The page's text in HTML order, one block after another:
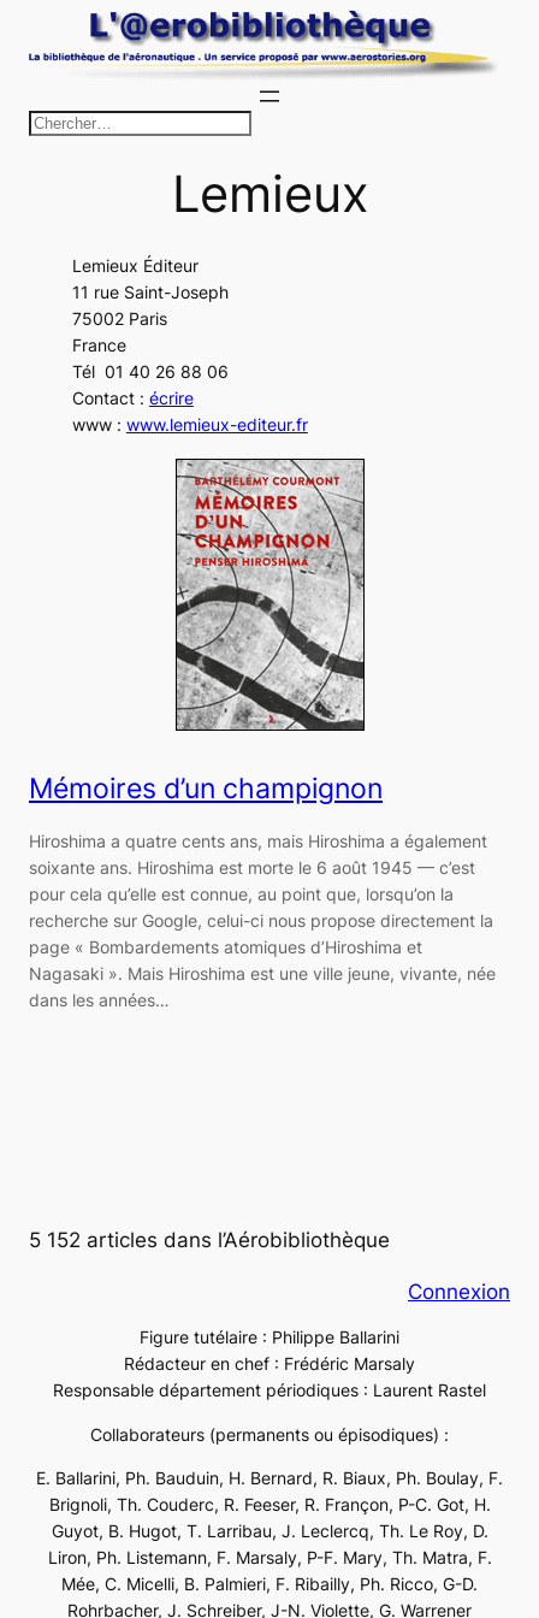
au
c
h
Lemieux
Lemieux Éditeur
11 rue Saint-Joseph
75002 Paris
France
Tél 01 40 26 88 06
Contact : écrire
www : www.lemieux-editeur.fr
Mémoires d’un champignon
Hiroshima a quatre cents ans, mais Hiroshima a également
soixante ans. Hiroshima est morte le 6 août 1945 — c’est
pour cela qu’elle est connue, au point que, lorsqu’on la
recherche sur Google, celui-ci nous propose directement la
page « Bombardements atomiques d’Hiroshima et
Nagasaki ». Mais Hiroshima est une ville jeune, vivante, née
dans les années…
5 152 articles dans l’Aérobibliothèque
Connexion
Figure tutélaire : Philippe Ballarini
Rédacteur en chef : Frédéric Marsaly
Responsable département périodiques : Laurent Rastel
Collaborateurs (permanents ou épisodiques) :
E. Ballarini, Ph. Bauduin, H. Bernard, R. Biaux, Ph. Boulay, F.
Brignoli, Th. Couderc, R. Feeser, R. Françon, P-C. Got, H.
Guyot, B. Hugot, T. Larribau, J. Leclercq, Th. Le Roy, D.
Liron, Ph. Listemann, F. Marsaly, P-F. Mary, Th. Matra, F.
Mée, C. Micelli, B. Palmieri, F. Ribailly, Ph. Ricco, G-D.
Rohrbacher, J. Schreiber, J-N. Violette, G. Warrener